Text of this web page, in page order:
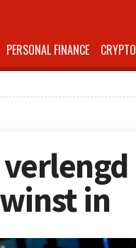
PERSONAL FINANCE CRYPTO
in